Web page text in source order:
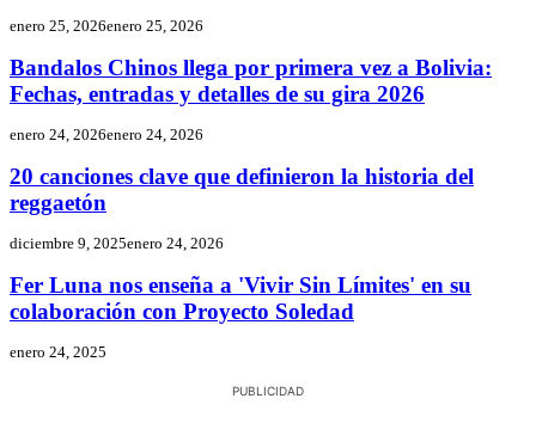
enero 25, 2026enero 25, 2026
Bandalos Chinos llega por primera vez a Bolivia:
Fechas, entradas y detalles de su gira 2026
enero 24, 2026enero 24, 2026
20 canciones clave que definieron la historia del
reggaetón
diciembre 9, 2025enero 24, 2026
Fer Luna nos enseña a 'Vivir Sin Límites' en su
colaboración con Proyecto Soledad
enero 24, 2025